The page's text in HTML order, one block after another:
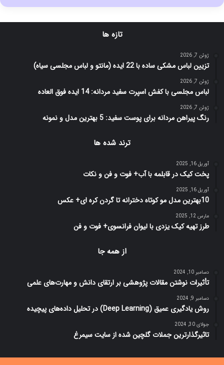
تازه ها
ژوئن 7, 2026
تزیین لباس مشکی ساده با 22 ایده (مانتو و لباس مجلسی سیاه)
ژوئن 7, 2026
لباس مجلسی با کفش اسپرت سفید مردانه: 14 ایده فوق العاده
ژوئن 7, 2026
رنگ پیراهن مردانه برای پوست سفید: 5 بهترین مدل و نمونه
ترند شده ها
آوریل 16, 2025
پخت کیک در قابلمه با آب+ فوت و فن و نکات
آوریل 16, 2025
10بهترین مدل مو کوتاه دخترانه تا گردن کره ای+ عکس
مارس 12, 2025
طرز تهیه کیک یزدی با لیوان فرانسوی+ فوت و فن
از همه جا
دسامبر 10, 2024
تأثیرات نوشتن مقالات پژوهشی بر ارتقای دانش و مهارت‌های علمی
دسامبر 9, 2024
روش یادگیری عمیق (Deep Learning) در تحلیل داده‌های پیچیده
جولای 30, 2024
تاثیرگذارترین جملات گلچین شده از سایت سیمرغ